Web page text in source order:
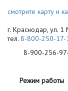
смотрите карту и
г. Краснодар, ул.
тел. 8-800-250-17-
8-900-256-
Режим работы